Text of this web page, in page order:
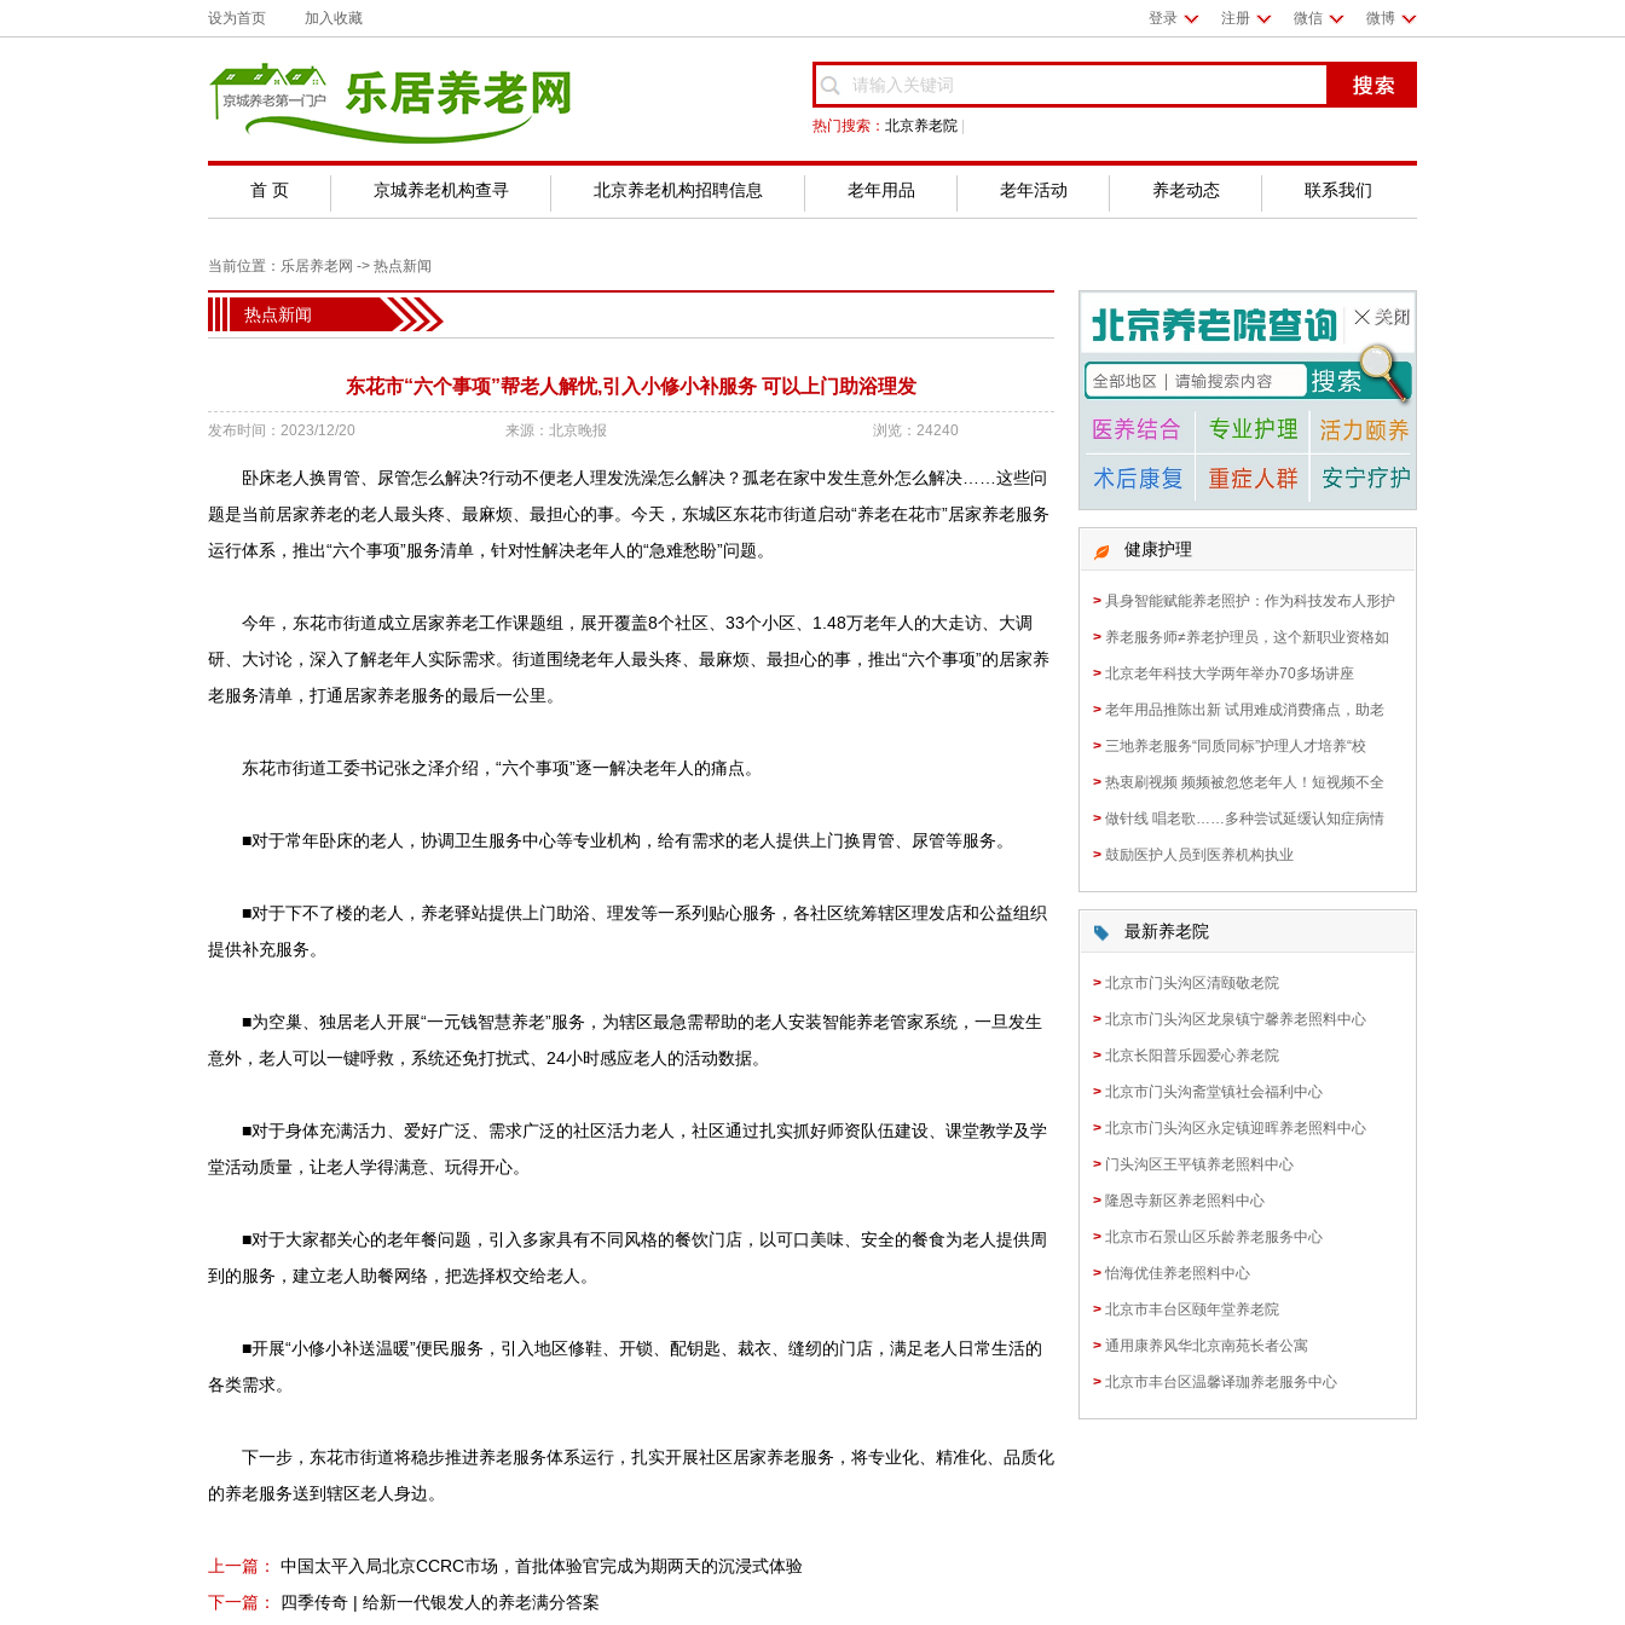
设为首页 加入收藏 微博
微信
注册
登录
热门搜索： 北京养老院
首 页 京城养老机构查寻 北京养老机构招聘信息 老年用品 老年活动 养老动态 联系我们
当前位置： 乐居养老网 -> 热点新闻
热点新闻
东花市“六个事项”帮老人解忧,引入小修小补服务 可以上门助浴理发
发布时间：2023/12/20 来源：北京晚报 浏览：24240
卧床老人换胃管、尿管怎么解决?行动不便老人理发洗澡怎么解决？孤老在家中发生意外怎么解决……这些问
题是当前居家养老的老人最头疼、最麻烦、最担心的事。今天，东城区东花市街道启动“养老在花市”居家养老服务
运行体系，推出“六个事项”服务清单，针对性解决老年人的“急难愁盼”问题。
今年，东花市街道成立居家养老工作课题组，展开覆盖8个社区、33个小区、1.48万老年人的大走访、大调
研、大讨论，深入了解老年人实际需求。街道围绕老年人最头疼、最麻烦、最担心的事，推出“六个事项”的居家养
老服务清单，打通居家养老服务的最后一公里。
东花市街道工委书记张之泽介绍，“六个事项”逐一解决老年人的痛点。
■对于常年卧床的老人，协调卫生服务中心等专业机构，给有需求的老人提供上门换胃管、尿管等服务。
■对于下不了楼的老人，养老驿站提供上门助浴、理发等一系列贴心服务，各社区统筹辖区理发店和公益组织
提供补充服务。
■为空巢、独居老人开展“一元钱智慧养老”服务，为辖区最急需帮助的老人安装智能养老管家系统，一旦发生
意外，老人可以一键呼救，系统还免打扰式、24小时感应老人的活动数据。
■对于身体充满活力、爱好广泛、需求广泛的社区活力老人，社区通过扎实抓好师资队伍建设、课堂教学及学
堂活动质量，让老人学得满意、玩得开心。
■对于大家都关心的老年餐问题，引入多家具有不同风格的餐饮门店，以可口美味、安全的餐食为老人提供周
到的服务，建立老人助餐网络，把选择权交给老人。
■开展“小修小补送温暖”便民服务，引入地区修鞋、开锁、配钥匙、裁衣、缝纫的门店，满足老人日常生活的
各类需求。
下一步，东花市街道将稳步推进养老服务体系运行，扎实开展社区居家养老服务，将专业化、精准化、品质化
的养老服务送到辖区老人身边。
上一篇：
中国太平入局北京CCRC市场，首批体验官完成为期两天的沉浸式体验
下一篇：
四季传奇 | 给新一代银发人的养老满分答案
健康护理
> 具身智能赋能养老照护：作为科技发布人形护
> 养老服务师≠养老护理员，这个新职业资格如
> 北京老年科技大学两年举办70多场讲座
> 老年用品推陈出新 试用难成消费痛点，助老
> 三地养老服务“同质同标”护理人才培养“校
> 热衷刷视频 频频被忽悠老年人！短视频不全
> 做针线 唱老歌……多种尝试延缓认知症病情
> 鼓励医护人员到医养机构执业
最新养老院
> 北京市门头沟区清颐敬老院
> 北京市门头沟区龙泉镇宁馨养老照料中心
> 北京长阳普乐园爱心养老院
> 北京市门头沟斋堂镇社会福利中心
> 北京市门头沟区永定镇迎晖养老照料中心
> 门头沟区王平镇养老照料中心
> 隆恩寺新区养老照料中心
> 北京市石景山区乐龄养老服务中心
> 怡海优佳养老照料中心
> 北京市丰台区颐年堂养老院
> 通用康养风华北京南苑长者公寓
> 北京市丰台区温馨译珈养老服务中心